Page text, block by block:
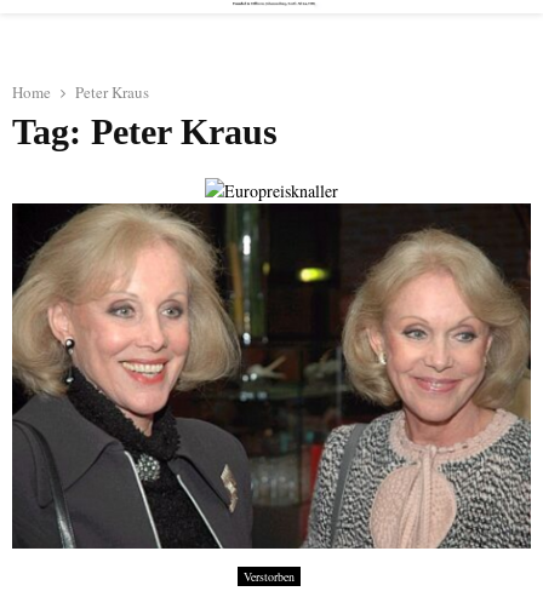
Home Peter Kraus
Tag: Peter Kraus
Verstorben